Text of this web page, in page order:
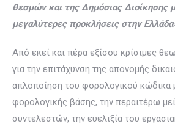
θεσμών και της Δημόσιας Διοίκησης
μεγαλύτερες προκλήσεις στην
Από εκεί και πέρα εξίσου κρίσιμες
για την επιτάχυνση της απονομής
απλοποίηση του φορολογικού κώδικα
φορολογικής βάσης, την περαιτέρω
συντελεστών, την ευελιξία του